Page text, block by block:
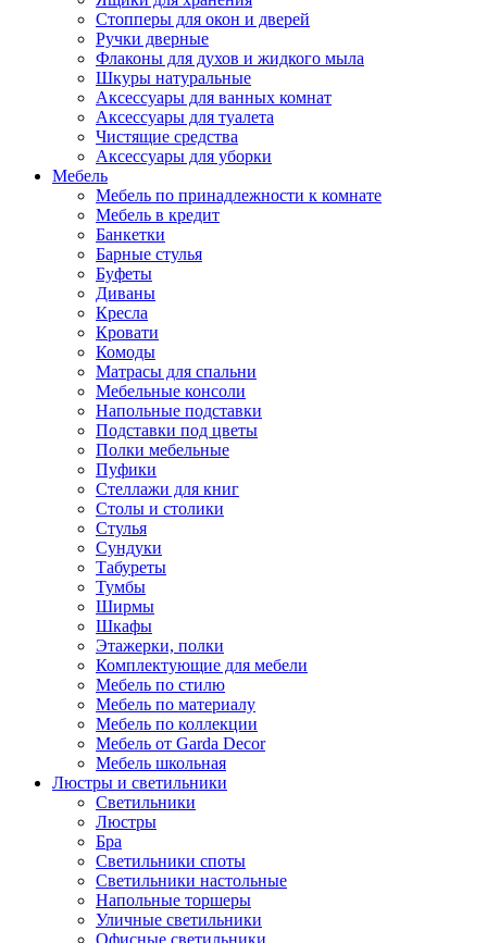
Стопперы для окон и дверей
Ручки дверные
Флаконы для духов и жидкого мыла
Шкуры натуральные
Аксессуары для ванных комнат
Аксессуары для туалета
Чистящие средства
Аксессуары для уборки
Мебель
Мебель по принадлежности к комнате
Мебель в кредит
Банкетки
Барные стулья
Буфеты
Диваны
Кресла
Кровати
Комоды
Матрасы для спальни
Мебельные консоли
Напольные подставки
Подставки под цветы
Полки мебельные
Пуфики
Стеллажи для книг
Столы и столики
Стулья
Сундуки
Табуреты
Тумбы
Ширмы
Шкафы
Этажерки, полки
Комплектующие для мебели
Мебель по стилю
Мебель по материалу
Мебель по коллекции
Мебель от Garda Decor
Мебель школьная
Люстры и светильники
Светильники
Люстры
Бра
Светильники споты
Светильники настольные
Напольные торшеры
Уличные светильники
Офисные светильники